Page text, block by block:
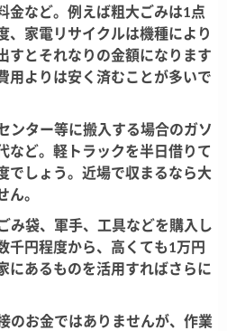
金など。例えば粗大ごみは1点
、家電リサイクルは機種により
すとそれなりの金額になります
用よりは安く済むことが多いで
ンター等に搬入する場合のガソ
など。軽トラックを半日借りて
でしょう。近場で収まるなら大
。
み袋、軍手、工具などを購入し
千円程度から、高くても1万円
にあるものを活用すればさらに
のお金ではありませんが、作業